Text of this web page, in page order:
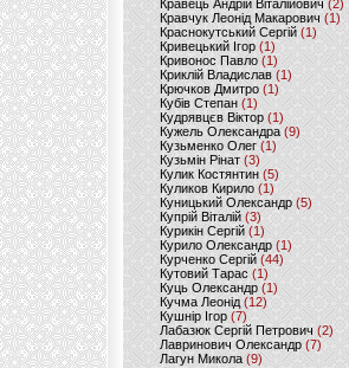
Кравець Андрій Віталійович (2)
Кравчук Леонід Макарович (1)
Краснокутський Сергій (1)
Кривецький Ігор (1)
Кривонос Павло (1)
Криклій Владислав (1)
Крючков Дмитро(1)
Кубів Степан(1)
Кудрявцєв Віктор (1)
Кужель Олександра (9)
Кузьменко Олег (1)
Кузьмін Рінат(3)
Кулик Костянтин(5)
Куликов Кирило (1)
Куницький Олександр (5)
Купрій Віталій (3)
Курикін Сергій(1)
Курило Олександр (1)
Курченко Сергій (44)
Кутовий Тарас (1)
Куць Олександр (1)
Кучма Леонід (12)
Кушнір Ігор(7)
Лабазюк Сергій Петрович (2)
Лавринович Олександр(7)
Лагун Микола(9)